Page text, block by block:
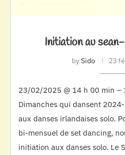
Initiation au
bySido 23
23/02/2025 @ 14 h 00 min –
Dimanches qui dansent
aux danses irlandaises solo.
bi-mensuel de set dancing,
initiation aux danses solo. Le